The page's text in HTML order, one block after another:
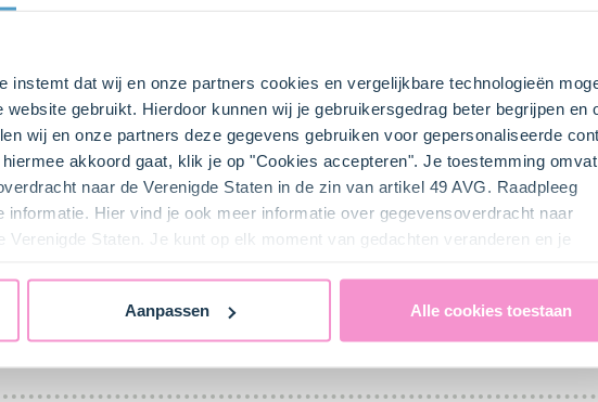
instemt dat wij en onze partners cookies en vergelijkbare technologieën
gebruikt. Hierdoor kunnen wij je gebruikersgedrag beter begrijpen en
wij en onze partners deze gegevens gebruiken voor gepersonaliseerde
akkoord gaat, klik je op "Cookies accepteren". Je toestemming
naar de Verenigde Staten in de zin van artikel 49 AVG. Raadpleeg
informatie. Hier vind je ook meer informatie over gegevensoverdracht naar
Verenigde Staten. Je kunt op elk moment van gedachten veranderen en je
Aanpassen Alle cookies toestaan
Peper & zout